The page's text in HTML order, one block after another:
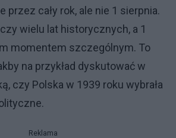
przez cały rok, ale nie 1 sierpnia.
wielu lat historycznych, a 1
momentem szczególnym. To
na przykład dyskutować w
czy Polska w 1939 roku wybrała
Reklama